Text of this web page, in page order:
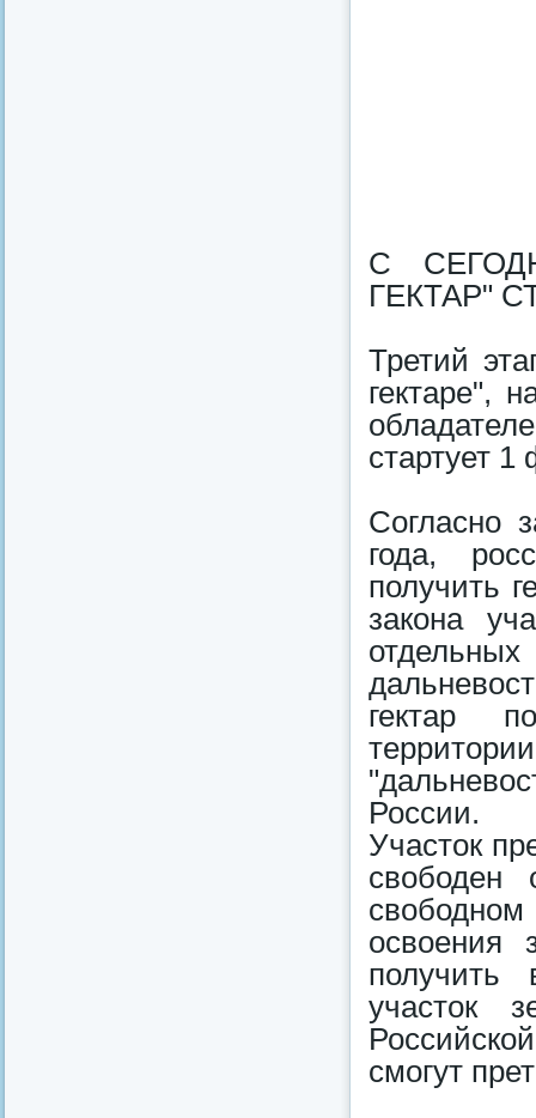
С
ГЕКТАР"
Третий
гектаре",
стартует 1
Согласно
года,
получить
закона
гектар
России.
Участок
освоения
получить
участок
смогут